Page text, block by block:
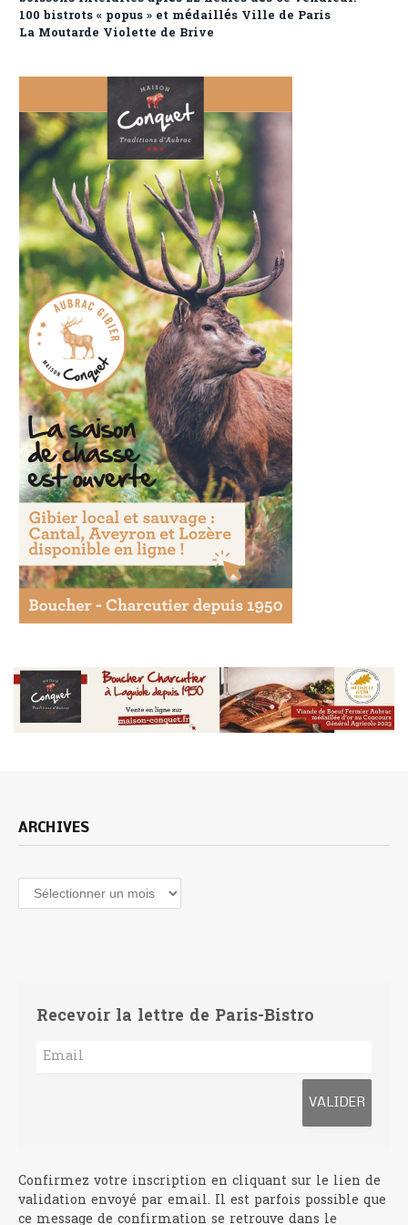
100 bistrots « popus » et médaillés Ville de Paris
La Moutarde Violette de Brive
ARCHIVES
Archives
Recevoir la lettre de Paris-Bistro
Confirmez votre inscription en cliquant sur le lien de
validation envoyé par email. Il est parfois possible que
ce message de confirmation se retrouve dans le